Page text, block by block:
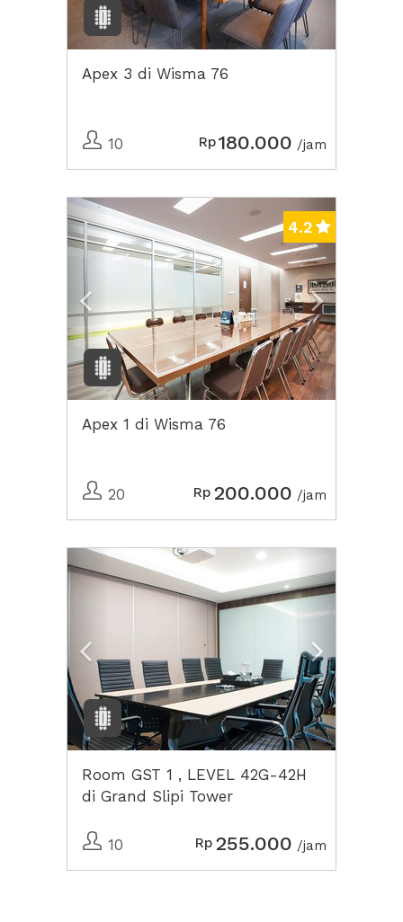
Apex 3 di Wisma 76
10 Rp180.000 /jam
Previous Next2
4.2
Apex 1 di Wisma 76
20 Rp 200.000 /jam
Previous
Room GST 1 , LEVEL 42G-42H
di Grand Slipi Tower
10 Rp 255.000 /jam